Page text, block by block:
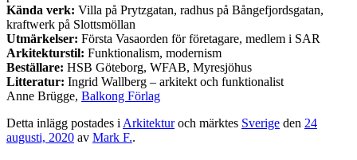
Kända verk: Villa på Prytzgatan, radhus på Bångefjordsgatan,
kraftwerk på Slottsmöllan
Utmärkelser: Första Vasaorden för företagare, medlem i SAR
Arkitekturstil: Funktionalism, modernism
Beställare: HSB Göteborg, WFAB, Myresjöhus
Litteratur: Ingrid Wallberg – arkitekt och funktionalist
Anne Brügge, Balkong Förlag
Detta inlägg postades i Arkitekturoch märktes Sverige den 24
augusti, 2020 av Mark F..